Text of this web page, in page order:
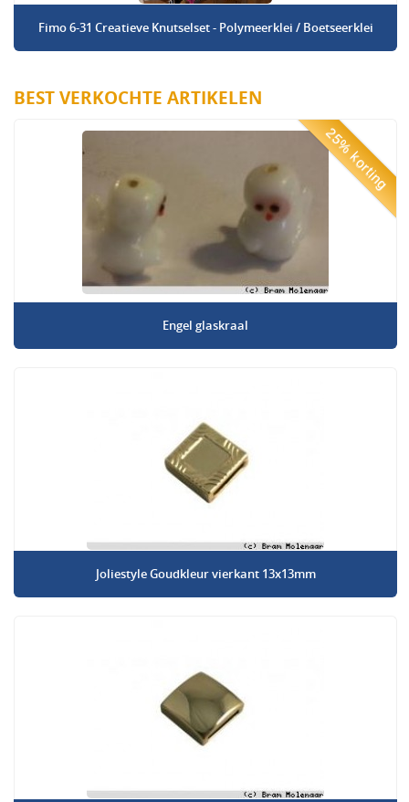
Fimo 6-31 Creatieve Knutselset - Polymeerklei / Boetseerklei
BEST VERKOCHTE ARTIKELEN
25% korting
Engel glaskraal
Joliestyle Goudkleur vierkant 13x13mm